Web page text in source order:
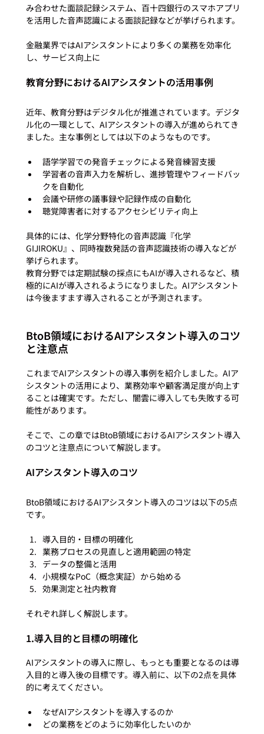
み合わせた面談記録システム、百十四銀行のスマホアプリ
を活用した音声認識による面談記録などが挙げられます。
金融業界ではAIアシスタントにより多くの業務を効率化
教育分野におけるAIアシスタントの活用事例
近年、教育分野はデジタル化が推進されています。デジタ
ル化の一環として、AIアシスタントの導入が進められてき
語学学習での発音チェックによる発音練習支援
学習者の音声入力を解析し、進捗管理やフィードバッ
クを自動化
会議や研修の議事録や記録作成の自動化
聴覚障害者に対するアクセシビリティ向上
具体的には、化学分野特化の音声認識『化学
GIJIROKU』、同時複数発話の音声認識技術の導入などが
挙げられます。
教育分野では定期試験の採点にもAIが導入されるなど、積
極的にAIが導入されるようになりました。AIアシスタント
BtoB領域におけるAIアシスタント導入のコツ
と注意点
これまでAIアシスタントの導入事例を紹介しました。AIア
シスタントの活用により、業務効率や顧客満足度が向上す
ることは確実です。ただし、闇雲に導入しても失敗する可
能性があります。
そこで、この章ではBtoB領域におけるAIアシスタント導入
AIアシスタント導入のコツ
BtoB領域におけるAIアシスタント導入のコツは以下の5点
導入目的・目標の明確化
業務プロセスの見直しと適用範囲の特定
データの整備と活用
小規模なPoC（概念実証）から始める
効果測定と社内教育
1.導入目的と目標の明確化
AIアシスタントの導入に際し、もっとも重要となるのは導
入目的と導入後の目標です。導入前に、以下の2点を具体
なぜAIアシスタントを導入するのか
どの業務をどのように効率化したいのか